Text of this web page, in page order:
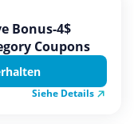
Bonus-4$
Coupons
Siehe Details